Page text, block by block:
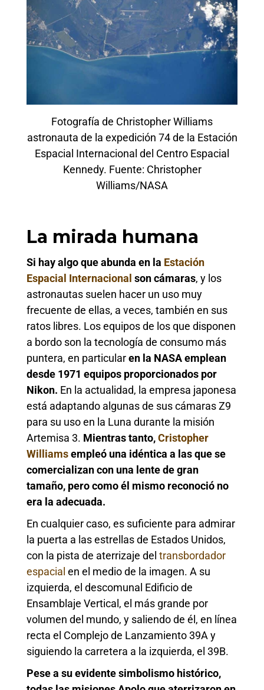
Fotografía de Christopher Williams
astronauta de la expedición 74 de la Estación
Espacial Internacional del Centro Espacial
Kennedy. Fuente: Christopher
Williams/NASA
La mirada humana
Si hay algo que abunda en la Estación
Espacial Internacional son cámaras, y los
astronautas suelen hacer un uso muy
frecuente de ellas, a veces, también en sus
ratos libres. Los equipos de los que disponen
a bordo son la tecnología de consumo más
puntera, en particularen la NASA emplean
desde 1971 equipos proporcionados por
Nikon. En la actualidad, la empresa japonesa
está adaptando algunas de sus cámaras Z9
para su uso en la Luna durante la misión
Artemisa 3. Mientras tanto,Cristopher
Williamsempleó una idéntica a las que se
comercializan con una lente de gran
tamaño, pero como él mismo reconoció no
era la adecuada.
En cualquier caso, es suficiente para admirar
la puerta a las estrellas de Estados Unidos,
con la pista de aterrizaje del transbordador
espacial en el medio de la imagen. A su
izquierda, el descomunal Edificio de
Ensamblaje Vertical, el más grande por
volumen del mundo, y saliendo de él, en línea
recta el Complejo de Lanzamiento 39A y
siguiendo la carretera a la izquierda, el 39B.
Pese a su evidente simbolismo histórico,